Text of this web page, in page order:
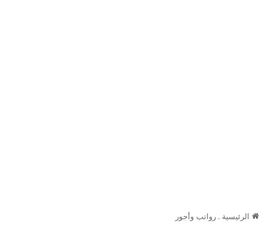
الرئيسية . رواتب وأجور